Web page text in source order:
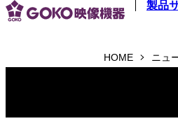
メインコンテンツへスキップ
製品
HOME ニュ